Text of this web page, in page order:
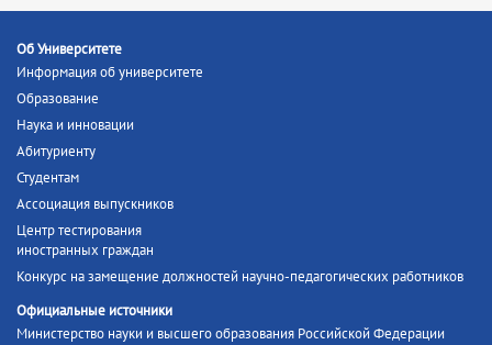
Об Университете
Информация об университете
Образование
Наука и инновации
Абитуриенту
Студентам
Ассоциация выпускников
Центр тестирования
иностранных граждан
Конкурс на замещение должностей научно-педагогических работников
Официальные источники
Министерство науки и высшего образования Российской Федерации